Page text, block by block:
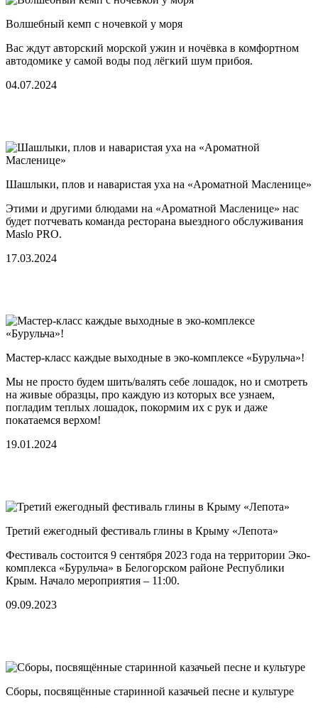
Волшебный кемп с ночевкой у моря
Вас ждут авторский морской ужин и ночёвка в комфортном
автодомике у самой воды под лёгкий шум прибоя.
04.07.2024
Шашлыки, плов и наваристая уха на «Ароматной Масленице»
Этими и другими блюдами на «Ароматной Масленице» нас
будет потчевать команда ресторана выездного обслуживания
Maslo PRO.
17.03.2024
Мастер-класс каждые выходные в эко-комплексе «Бурульча»!
Мы не просто будем шить/валять себе лошадок, но и смотреть
на живые образцы, про каждую из которых все узнаем,
погладим теплых лошадок, покормим их с рук и даже
покатаемся верхом!
19.01.2024
Третий ежегодный фестиваль глины в Крыму «Лепота»
Фестиваль состоится 9 сентября 2023 года на территории Эко-
комплекса «Бурульча» в Белогорском районе Республики
Крым. Начало мероприятия – 11:00.
09.09.2023
Сборы, посвящённые старинной казачьей песне и культуре